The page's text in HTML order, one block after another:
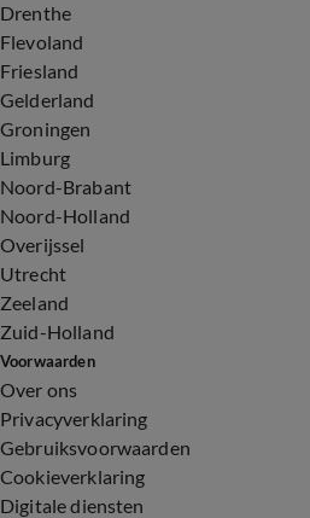
Drenthe
Flevoland
Friesland
Gelderland
Groningen
Limburg
Noord-Brabant
Noord-Holland
Overijssel
Utrecht
Zeeland
Zuid-Holland
Voorwaarden
Over ons
Privacyverklaring
Gebruiksvoorwaarden
Cookieverklaring
Digitale diensten